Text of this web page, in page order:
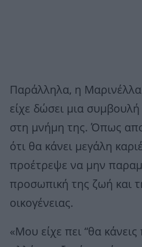
Παράλληλα, η
είχε δώσει μια
στη μνήμη της. Όπως
ότι θα κάνει μεγάλη
προέτρεψε να μην
προσωπική της ζωή και
οικογένειας.
«Μου είχε πει “θα